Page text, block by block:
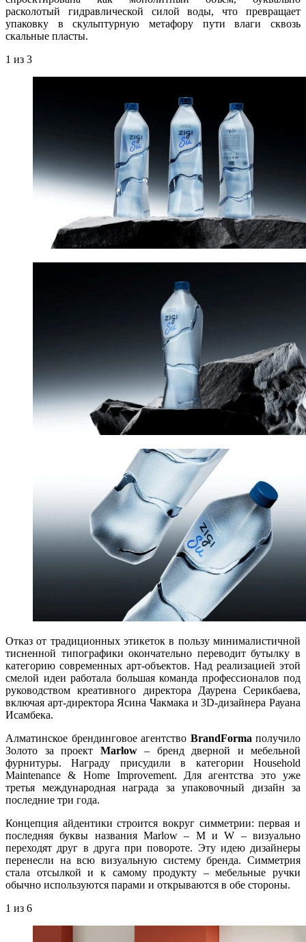
расколотый гидравлической силой воды, что превращает
упаковку в скульптурную метафору пути влаги сквозь
скальные пласты.
1 из 3
Отказ от традиционных этикеток в пользу минималистичной
тисненной типографики окончательно переводит бутылку в
категорию современных арт-объектов. Над реализацией этой
смелой идеи работала большая команда профессионалов под
руководством креативного директора Даурена Серикбаева,
включая арт-директора Ясина Чакмака и 3D-дизайнера Рауана
Исамбека.
Алматинское брендинговое агентство BrandForma получило
Золото за проект Marlow– бренд дверной и мебельной
фурнитуры. Награду присудили в категории Household
Maintenance & Home Improvement. Для агентства это уже
третья международная награда за упаковочный дизайн за
последние три года.
Концепция айдентики строится вокруг симметрии: первая и
последняя буквы названия Marlow – M и W – визуально
переходят друг в друга при повороте. Эту идею дизайнеры
перенесли на всю визуальную систему бренда. Симметрия
стала отсылкой и к самому продукту – мебельные ручки
обычно используются парами и открываются в обе стороны.
1 из 6